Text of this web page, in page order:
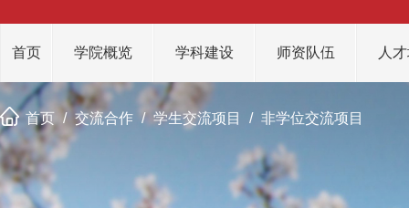
首页 学院概览 学科建设 师资队伍 人
首页 / 交流合作 / 学生交流项目 / 非学位交流项目